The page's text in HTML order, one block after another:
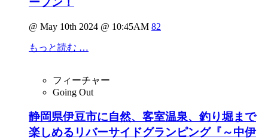
@ May 10th 2024 @ 10:45AM 82
もっと読む …
フィーチャー
Going Out
静岡県伊豆市に自然、客室温泉、釣り堀まで
楽しめるリバーサイドグランピング『～中伊